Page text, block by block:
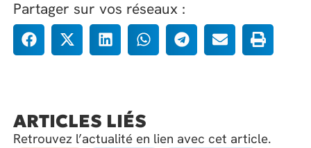
Partager sur vos réseaux :
ARTICLES LIÉS
Retrouvez l’actualité en lien avec cet article.